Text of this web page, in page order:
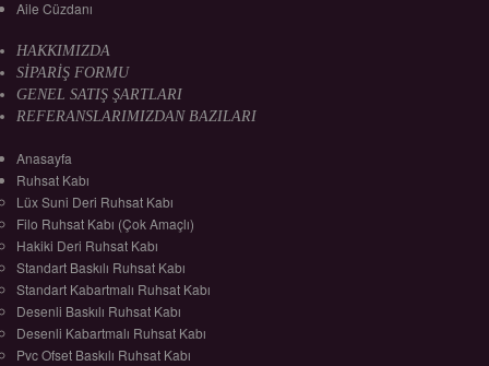
Aile Cüzdanı
HAKKIMIZDA
SİPARİŞ FORMU
GENEL SATIŞ ŞARTLARI
REFERANSLARIMIZDAN BAZILARI
Anasayfa
Ruhsat Kabı
Lüx Suni Deri Ruhsat Kabı
Filo Ruhsat Kabı (Çok Amaçlı)
Hakiki Deri Ruhsat Kabı
Standart Baskılı Ruhsat Kabı
Standart Kabartmalı Ruhsat Kabı
Desenli Baskılı Ruhsat Kabı
Desenli Kabartmalı Ruhsat Kabı
Pvc Ofset Baskılı Ruhsat Kabı